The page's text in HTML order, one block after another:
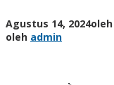
Agustus 14, 2024oleh
oleh admin